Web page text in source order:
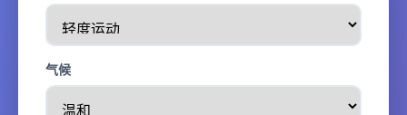
气候